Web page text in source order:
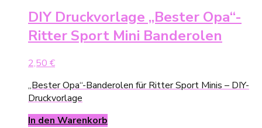
DIY Druckvorlage „Bester Opa“-
Ritter Sport Mini Banderolen
2,50 €
„Bester Opa“-Banderolen für Ritter Sport Minis – DIY-
Druckvorlage
In den Warenkorb